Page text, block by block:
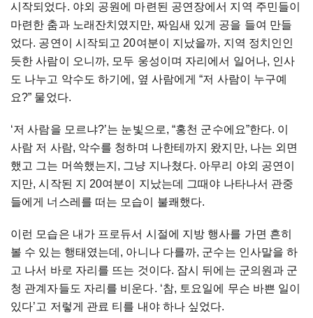
시작되었다. 야외 공원에 마련된 공연장에서 지역 주민들이
마련한 춤과 노래잔치였지만, 짜임새 있게 공을 들여 만들
었다. 공연이 시작되고 20여분이 지났을까, 지역 정치인인
듯한 사람이 오니까, 모두 웅성이며 자리에서 일어나, 인사
도 나누고 악수도 하기에, 옆 사람에게 “저 사람이 누구예
요?” 물었다.
‘저 사람을 모르냐?’는 눈빛으로, “홍천 군수에요”한다. 이
사람 저 사람, 악수를 청하며 나한테까지 왔지만, 나는 외면
했고 그는 머쓱했는지, 그냥 지나쳤다. 아무리 야외 공연이
지만, 시작된 지 20여분이 지났는데 그때야 나타나서 관중
들에게 너스레를 떠는 모습이 불쾌했다.
이런 모습은 내가 프로듀서 시절에 지방 행사를 가면 흔히
볼 수 있는 행태였는데, 아니나 다를까, 군수는 인사말을 하
고 나서 바로 자리를 뜨는 것이다. 잠시 뒤에는 군의원과 군
청 관계자들도 자리를 비운다. ‘참, 토요일에 무슨 바쁜 일이
있다’고 저렇게 관료 티를 내야 하나 싶었다.